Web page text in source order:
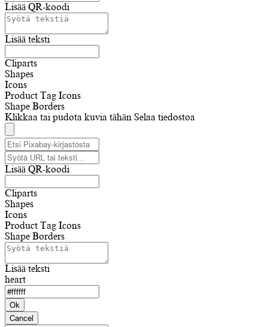
Lisää QR-koodi
Lisää teksti
Cliparts
Shapes
Icons
Product Tag Icons
Shape Borders
Klikkaa tai pudota kuvia tähän Selaa tiedostoa
Lisää QR-koodi
Cliparts
Shapes
Icons
Product Tag Icons
Shape Borders
Lisää teksti
heart
Ok
Cancel